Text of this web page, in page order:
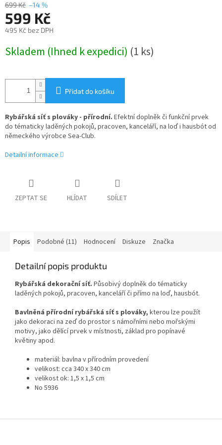
699 Kč –14 %
599 Kč
495 Kč bez DPH
cena:
Skladem (Ihned k expedici) (1 ks)
Přidat do košíku
Rybářská síť s plováky - přírodní. Efektní doplněk či funkční prvek
do tématicky laděných pokojů, pracoven, kanceláří, na loď i hausbót od
německého výrobce Sea-Club.
Detailní informace
ZEPTAT SE HLÍDAT SDÍLET
Popis Podobné (11) Hodnocení Diskuze Značka
Detailní popis produktu
Rybářská dekorační síť. Působivý doplněk do tématicky
laděných pokojů, pracoven, kanceláří či přímo na loď, hausbót.
Bavlněná přírodnírybářská síť s plováky, kterou lze použít
jako dekoraci na zeď do prostor s námořními nebo mořskými
motivy, jako dělící prvek v místnosti, základ pro popínavé
květiny apod.
materiál: bavlna v přírodním provedení
velikost: cca 340 x 340 cm
velikost ok: 1,5 x 1,5 cm
No 5936